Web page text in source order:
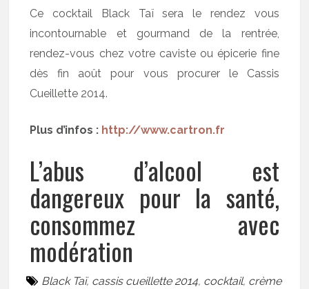
Ce cocktail Black Taï sera le rendez vous
incontournable et gourmand de la rentrée,
rendez-vous chez votre caviste ou épicerie fine
dès fin août pour vous procurer le Cassis
Cueillette 2014.
Plus d’infos : http://www.cartron.fr
L’abus d’alcool est
dangereux pour la santé,
consommez avec
modération
Black Taï, cassis cueillette 2014, cocktail, crème